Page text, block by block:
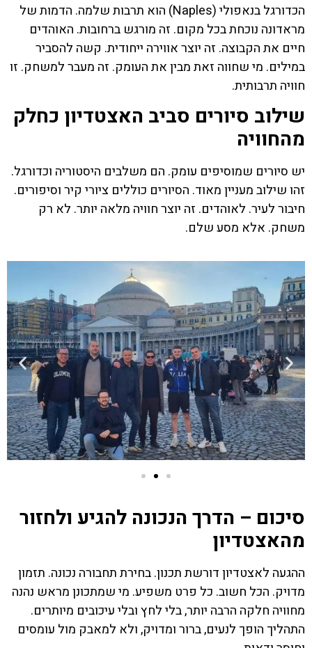
הכדורגל בנאפולי (Naples) הוא תרבות שלמה. הדמות של
מראדונה נוכחת בכל מקום. זה מורגש ברחובות. האוהדים
חיים את הקבוצה. זה יוצר אווירה ייחודית. קשה להסביר
במילים. מי שחווה זאת מבין את העומק. זה מעבר למשחק. זו
חוויה תרבותית.
שילוב סיורים סביב האצטדיון כחלק
מהחוויה
יש סיורים שמוסיפים עומק. הם משלבים היסטוריה וכדורגל.
זהו שילוב מעניין מאוד. הסיורים כוללים ציורי קיר וסיפורים.
חיבור לעיר. לאוהדים. זה יוצר חוויה מלאה יותר. לא רק
משחק. אלא מסע שלם.
סיכום – הדרך הנכונה להגיע ולחזור
מהאצטדיון
ההגעה לאצטדיון דורשת תכנון. בחירת תחבורה נכונה. תזמון
מדויק. הכל חשוב. כל פרט משפיע. מי שמתכונן מראש נהנה
מחוויה חלקה הרבה יותר, בלי לחץ ובלי עיכובים מיותרים.
התהליך הופך לנעים, ברור ומדויק, ולא למאבק מול עומסים